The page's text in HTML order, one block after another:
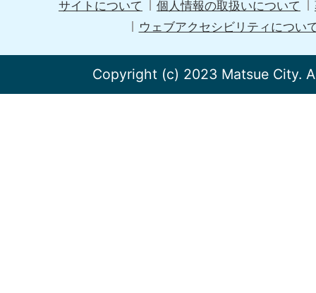
サイトについて 個人情報の取扱いについて
ウェブアクセシビリティについ
Copyright (c) 2023 Matsue City.